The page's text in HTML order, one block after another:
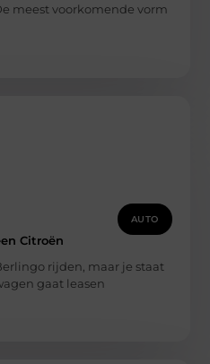
meest voorkomende vorm
AUTO
Citroën
rijden, maar je staat
gaat leasen